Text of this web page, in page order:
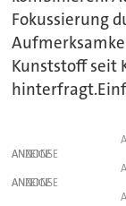
Fokussierung
Kunststoff seit
ANZEIGE
ANZEIGE